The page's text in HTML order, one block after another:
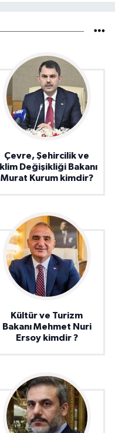
Çevre, Şehircilik ve
İklim Değişikliği Bakanı
Murat Kurum kimdir?
Kültür ve Turizm
Bakanı Mehmet Nuri
Ersoy kimdir ?